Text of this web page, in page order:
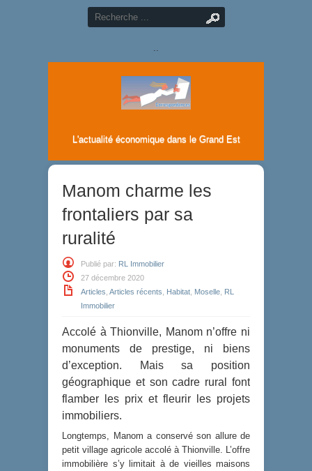
..
L'actualité économique dans le Grand Est
Manom charme les
frontaliers par sa
ruralité
Publié par: RL Immobilier
27 décembre 2020
Articles Articles récents Habitat Moselle RL
Immobilier
Accolé à Thionville, Manom n’offre ni
monuments de prestige, ni biens
d’exception. Mais sa position
géographique et son cadre rural font
flamber les prix et fleurir les projets
immobiliers.
Longtemps, Manom a conservé son allure de
petit village agricole accolé à Thionville. L’offre
immobilière s’y limitait à de vieilles maisons